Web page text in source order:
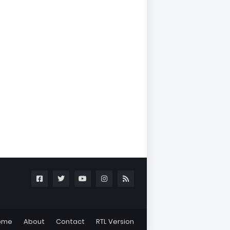
About Contact RTL Version